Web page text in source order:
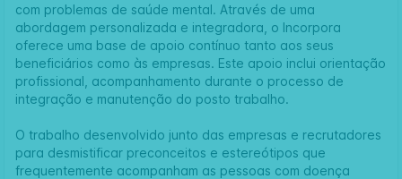
com problemas de saúde mental. Através de uma
abordagem personalizada e integradora, o Incorpora
oferece uma base de apoio contínuo tanto aos seus
beneficiários como às empresas. Este apoio inclui orientação
profissional, acompanhamento durante o processo de
integração e manutenção do posto trabalho.
O trabalho desenvolvido junto das empresas e recrutadores
para desmistificar preconceitos e estereótipos que
frequentemente acompanham as pessoas com doença